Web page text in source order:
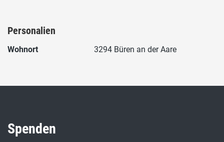
Personalien
Wohnort 3294 Büren an der Aare
Spenden